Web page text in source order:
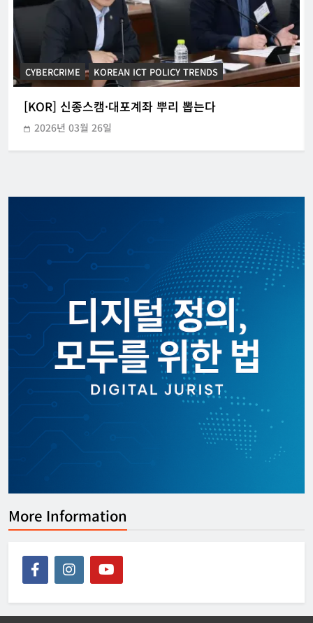
CYBERCRIME KOREAN ICT POLICY TRENDS
[KOR] 신종스캠·대포계좌 뿌리 뽑는다
2026년 03월 26일
More Information